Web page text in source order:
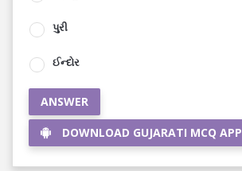
પુરી
ઈન્દોર
ANSWER
DOWNLOAD GUJARATI MCQ APP